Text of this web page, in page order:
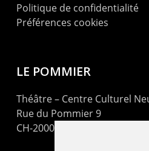
Politique de confidentialité
Préférences cookies
LE POMMIER
Théâtre – Centre Culturel
Rue du Pommier 9
CH-2000 Neuchâtel